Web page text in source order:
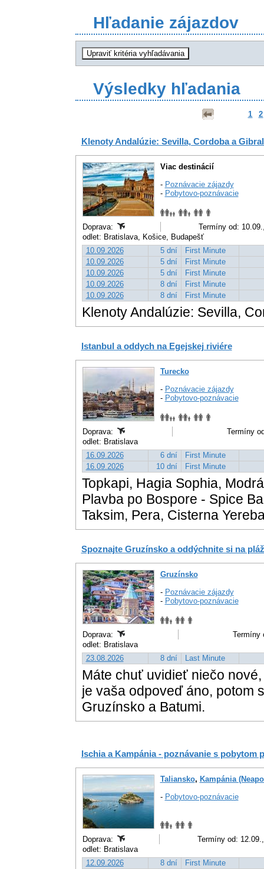
Hľadanie zájazdov
Výsledky hľadania
1 2
Klenoty Andalúzie: Sevilla, Cordoba a
Viac destinácií
- Poznávacie zájazdy
- Pobytovo-poznávacie
Doprava:
Termíny od:
odlet: Bratislava, Košice, Budapešť
10.09.2026
5 dní
First Minute
10.09.2026
5 dní
First Minute
10.09.2026
5 dní
First Minute
10.09.2026
8 dní
First Minute
10.09.2026
8 dní First Minute
Klenoty Andalúzie: Sevilla,
Istanbul a oddych na Egejskej riviére
Turecko
- Poznávacie zájazdy
- Pobytovo-poznávacie
Doprava:
Termíny
odlet: Bratislava
16.09.2026
6 dní
First Minute
16.09.2026
10 dní First Minute
Topkapi, Hagia Sophia,
Plavba po Bospore - Spice
Taksim, Pera, Cisterna
Spoznajte Gruzínsko a oddýchnite si na
Gruzínsko
- Poznávacie zájazdy
- Pobytovo-poznávacie
Doprava:
Termíny
odlet: Bratislava
23.08.2026
8 dní Last Minute
Máte chuť uvidieť niečo
je vaša odpoveď áno, potom
Gruzínsko a Batumi.
Ischia a Kampánia - poznávanie s pobytom
Taliansko, Kampánia
- Pobytovo-poznávacie
Doprava:
Termíny od:
odlet: Bratislava
12.09.2026
8 dní
First Minute